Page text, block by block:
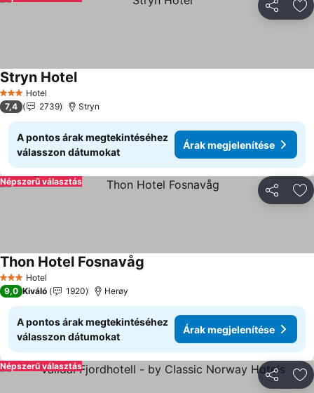
3 Kategória
Hotel
Stryn Hotel
7,4 2739 Stryn
A pontos árak megtekintéséhez
válasszon dátumokat
Árak megjelenítése
Népszerű választás
3 Kategória
Hotel
Thon Hotel Fosnavåg
9,0 Kiváló 1920 Herøy
A pontos árak megtekintéséhez
válasszon dátumokat
Árak megjelenítése
Népszerű választás